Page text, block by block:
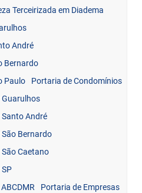
Terceirizada em Diadema
André
Bernardo
Paulo
Portaria de Condomínios
Guarulhos
André
Bernardo
Caetano
Portaria de Empresas